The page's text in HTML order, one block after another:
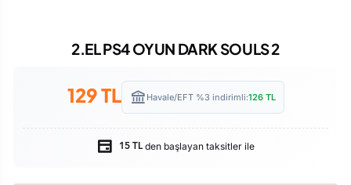
2.EL PS4 OYUN DARK SOULS 2
129TL Havale/EFT %3 indirimli:126TL
15 TL den başlayan taksitler ile